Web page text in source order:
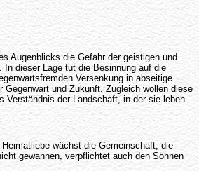
Augenblicks die Gefahr der geistigen und
dieser Lage tut die Besinnung auf die
Versenkung in abseitige
und Zukunft. Zugleich wollen diese
Verständnis der Landschaft, in der sie leben.
wächst die Gemeinschaft, die
gewannen, verpflichtet auch den Söhnen